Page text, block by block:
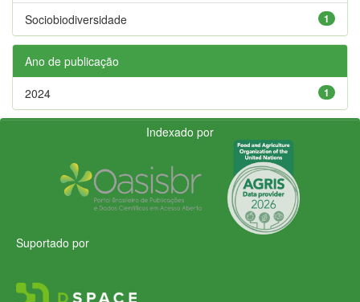
1
Sociobiodiversidade
Ano de publicação
1
2024
Indexado por
Suportado por